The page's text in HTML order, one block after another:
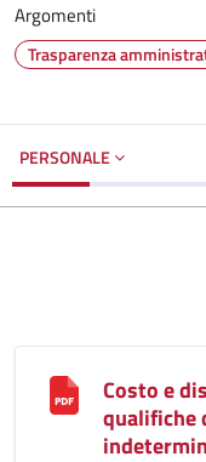
Argomenti
Trasparenza
PERSONALE
Costo e
qualifiche